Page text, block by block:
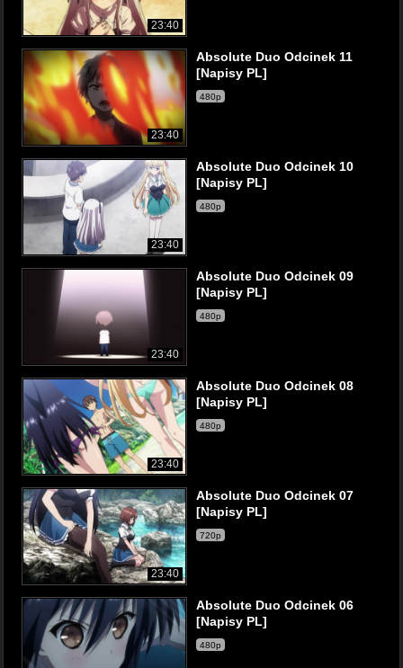
23:40
23:40
Absolute Duo Odcinek 11
[Napisy PL]
480p
23:40
Absolute Duo Odcinek 10
[Napisy PL]
480p
23:40
Absolute Duo Odcinek 09
[Napisy PL]
480p
23:40
Absolute Duo Odcinek 08
[Napisy PL]
480p
23:40
Absolute Duo Odcinek 07
[Napisy PL]
720p
Absolute Duo Odcinek 06
[Napisy PL]
480p